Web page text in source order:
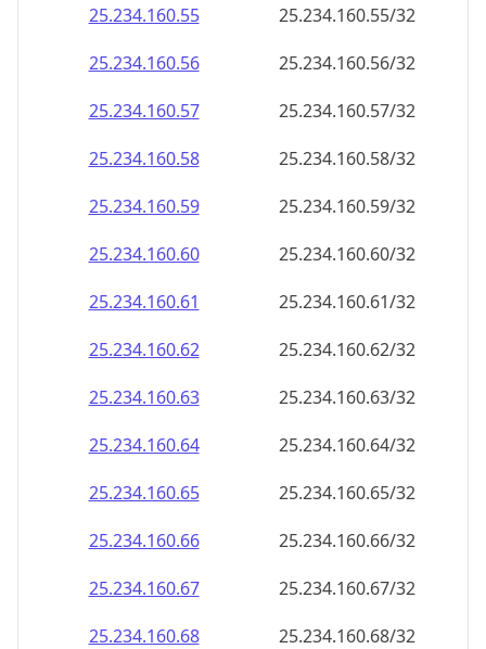
25.234.160.55
25.234.160.55/32
25.234.160.56
25.234.160.56/32
25.234.160.57
25.234.160.57/32
25.234.160.58
25.234.160.58/32
25.234.160.59
25.234.160.59/32
25.234.160.60
25.234.160.60/32
25.234.160.61
25.234.160.61/32
25.234.160.62
25.234.160.62/32
25.234.160.63
25.234.160.63/32
25.234.160.64
25.234.160.64/32
25.234.160.65
25.234.160.65/32
25.234.160.66
25.234.160.66/32
25.234.160.67
25.234.160.67/32
25.234.160.68
25.234.160.68/32